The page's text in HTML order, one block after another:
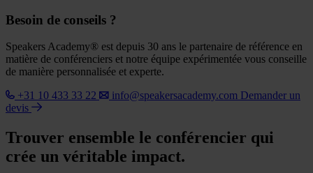
Besoin de conseils ?
Speakers Academy® est depuis 30 ans le partenaire de référence en
matière de conférenciers et notre équipe expérimentée vous conseille
de manière personnalisée et experte.
+31 10 433 33 22
info@speakersacademy.com Demander un
devis
Trouver ensemble le conférencier qui
crée un véritable impact.